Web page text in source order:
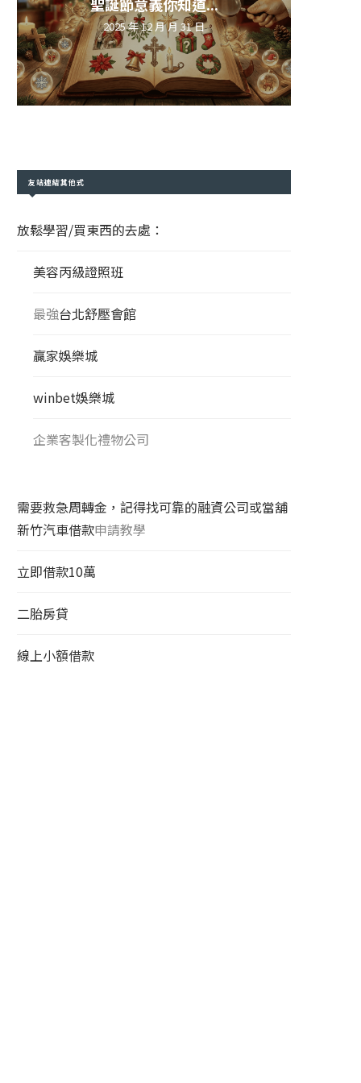
聖誕節意義你知道...
2025 年 12 月 月 31 日
友站連結其他式
放鬆學習/買東西的去處：
美容丙級證照班
最強台北舒壓會館
贏家娛樂城
winbet娛樂城
企業客製化禮物公司
需要救急周轉金，記得找可靠的融資公司或當舖
新竹汽車借款申請教學
立即借款10萬
二胎房貸
線上小額借款